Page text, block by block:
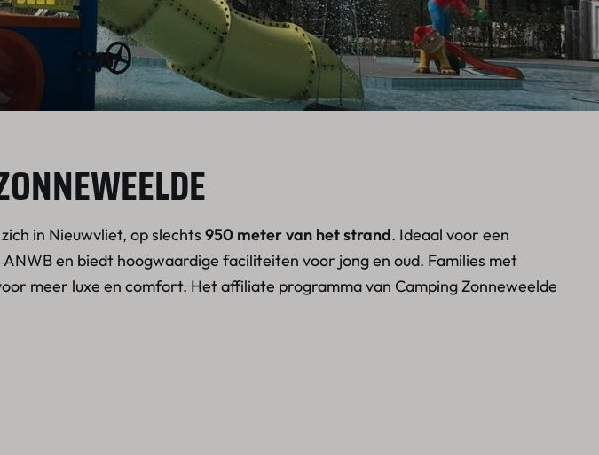
in Nieuwvliet, op slechts950 meter van het strand. Ideaal voor een
en biedt hoogwaardige faciliteiten voor jong en oud. Families met
meer luxe en comfort. Het affiliate programma van Camping Zonneweelde